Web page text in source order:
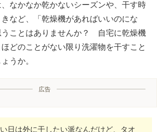
なかなか乾かないシーズンや、干す時
など、「乾燥機があればいいのにな
ことはありませんか？ 自宅に乾燥機
どのことがない限り洗濯物を干すこと
うか。
広告
い日は外に干したい派なんだけど、タオ